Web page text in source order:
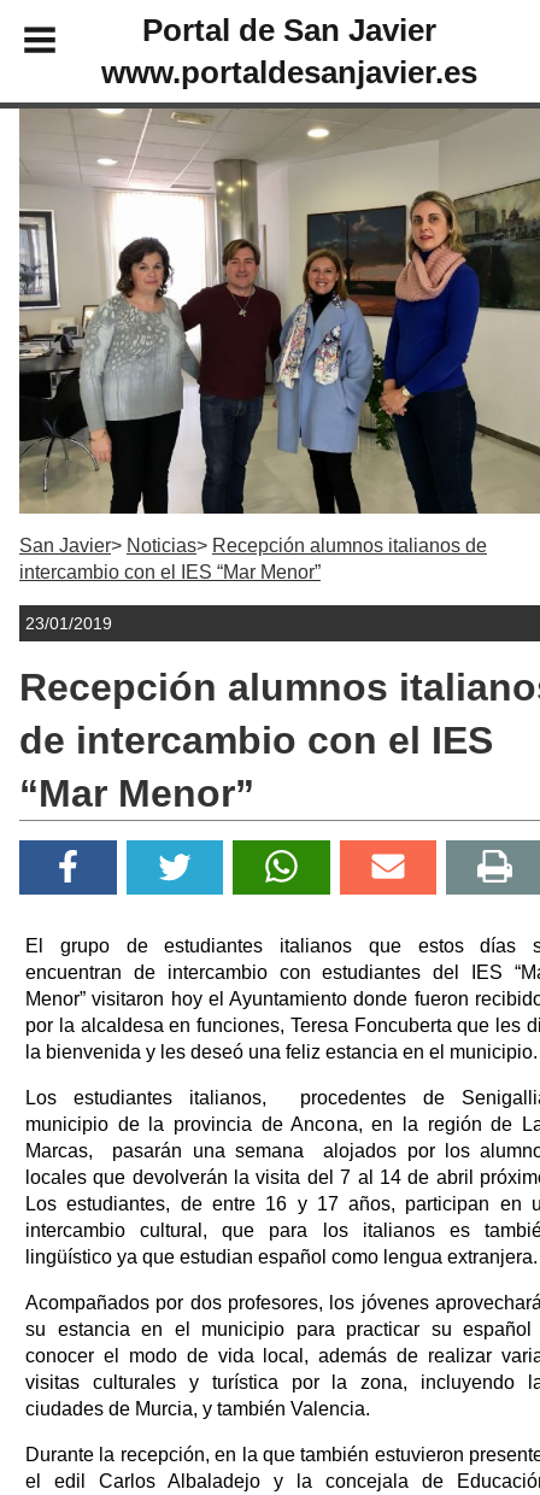
Portal de San Javier
www.portaldesanjavier.es
San Javier Noticias
Recepción alumnos italianos de
intercambio con el IES “Mar Menor”
23/01/2019
Recepción alumnos
de intercambio con el IES
“Mar Menor”
El grupo de estudiantes italianos que estos días
encuentran de intercambio con estudiantes del IES
Menor” visitaron hoy el Ayuntamiento donde fueron
por la alcaldesa en funciones, Teresa Foncuberta que les
la bienvenida y les deseó una feliz estancia en el municipio.
Los estudiantes italianos, procedentes de
municipio de la provincia de Ancona, en la región de
Marcas, pasarán una semana alojados por los
locales que devolverán la visita del 7 al 14 de abril
Los estudiantes, de entre 16 y 17 años, participan en
intercambio cultural, que para los italianos es
lingüístico ya que estudian español como lengua extranjera.
Acompañados por dos profesores, los jóvenes
su estancia en el municipio para practicar su español
conocer el modo de vida local, además de realizar
visitas culturales y turística por la zona, incluyendo
ciudades de Murcia, y también Valencia.
Durante la recepción, en la que también estuvieron
el edil Carlos Albaladejo y la concejala de